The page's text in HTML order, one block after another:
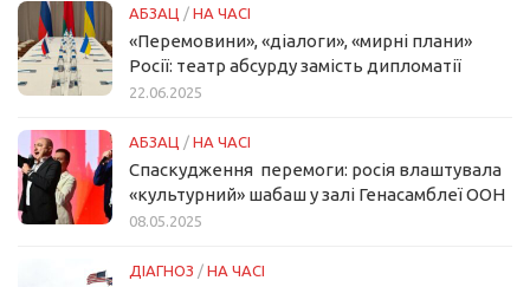
АБЗАЦ / НА ЧАСІ
«Перемовини», «діалоги», «мирні плани»
Росії: театр абсурду замість дипломатії
22.06.2025
АБЗАЦ / НА ЧАСІ
Спаскудження перемоги: росія влаштувала
«культурний» шабаш у залі Генасамблеї ООН
08.05.2025
ДІАГНОЗ / НА ЧАСІ